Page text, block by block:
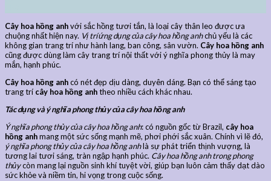
Cây hoa hồng anhvới sắc hồng tươi tắn, là loại cây thân leo được ưa
chuộng nhất hiện nay. Vị trí ứng dụng của cây hoa hồng anhchủ yếu là các
không gian trang trí như hành lang, ban công, sân vườn. Cây hoa hồng anh
cũng được dùng làm cây trang trí nội thất với ý nghĩa phong thủy là may
mắn, hạnh phúc.
Cây hoa hồng anhcó nét đẹp dịu dàng, duyên dáng. Bạn có thể sáng tạo
trang trí cây hoa hồng anhtheo nhiều cách khác nhau.
Tác dụng và ý nghĩa phong thủy của cây hoa hồng anh
Ý nghĩa phong thủy của cây hoa hồng anh: có nguồn gốc từ Brazil, cây hoa
hồng anhmang một sức sống mạnh mẽ, phơi phới sắc xuân. Chính vì lẽ đó,
ý nghĩa phong thủy của cây hoa hồng anhlà sự phát triển thịnh vượng, là
tương lai tươi sáng, tràn ngập hạnh phúc. Cây hoa hồng anh trong phong
thủycòn mang lại nguồn sinh khí tuyệt vời, giúp bạn luôn cảm thấy dạt dào
sức khỏe và niềm tin, hi vọng trong cuộc sống.